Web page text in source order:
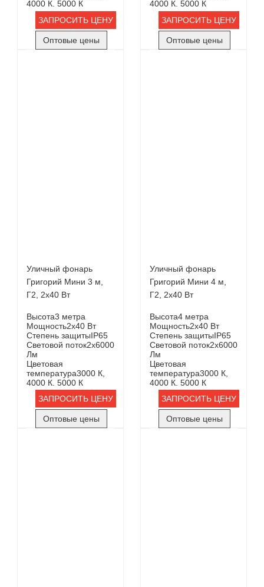
4000 К. 5000 К
ЗАПРОСИТЬ ЦЕНУ
Оптовые цены
4000 К. 5000 К
ЗАПРОСИТЬ ЦЕНУ
Оптовые цены
Уличный фонарь
Григорий Мини 3 м,
Г2, 2х40 Вт
Высота3 метра
Мощность2х40 Вт
Степень защитыIP65
Световой поток2х6000
Лм
Цветовая
температура3000 К,
4000 К. 5000 К
ЗАПРОСИТЬ ЦЕНУ
Оптовые цены
Уличный фонарь
Григорий Мини 4 м,
Г2, 2х40 Вт
Высота4 метра
Мощность2х40 Вт
Степень защитыIP65
Световой поток2х6000
Лм
Цветовая
температура3000 К,
4000 К. 5000 К
ЗАПРОСИТЬ ЦЕНУ
Оптовые цены